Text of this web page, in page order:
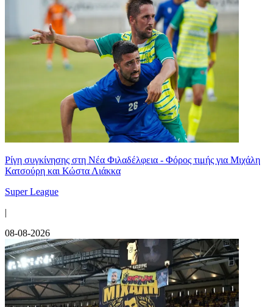
Ρίγη συγκίνησης στη Νέα Φιλαδέλφεια - Φόρος τιμής για Μιχάλη
Κατσούρη και Κώστα Λιάκκα
Super League
|
08-08-2026